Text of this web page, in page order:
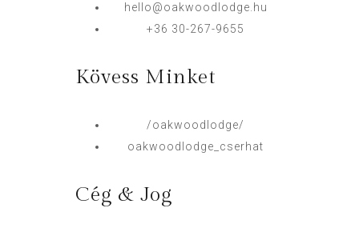
hello@oakwoodlodge.hu
+36 30-267-9655
Kövess Minket
/oakwoodlodge/
oakwoodlodge_cserhat
Cég & Jog